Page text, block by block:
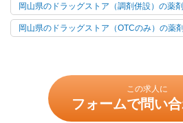
岡山県のドラッグストア（調剤併設）の薬
岡山県のドラッグストア（OTCのみ）の薬
この求人に
フォームで問い